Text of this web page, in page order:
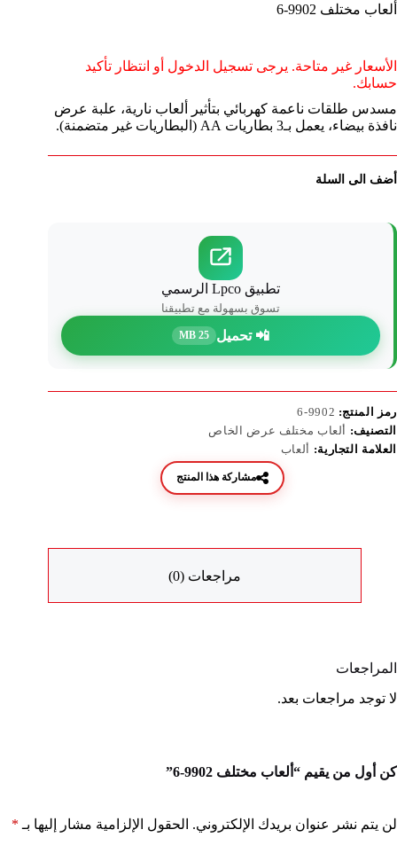
ألعاب مختلف 9902-6
الأسعار غير متاحة. يرجى تسجيل الدخول أو انتظار تأكيد
حسابك.
مسدس طلقات ناعمة كهربائي بتأثير ألعاب نارية، علبة عرض
نافذة بيضاء، يعمل بـ3 بطاريات AA (البطاريات غير متضمنة).
أضف الى السلة
تطبيق Lpco الرسمي
تسوق بسهولة مع تطبيقنا
📲 تحميل 25 MB
رمز المنتج: 9902-6
التصنيف: ألعاب مختلف عرض الخاص
العلامة التجارية: ألعاب
مشاركة هذا المنتج
مراجعات (0)
المراجعات
لا توجد مراجعات بعد.
كن أول من يقيم “ألعاب مختلف 9902-6”
لن يتم نشر عنوان بريدك الإلكتروني. الحقول الإلزامية مشار إليها بـ *